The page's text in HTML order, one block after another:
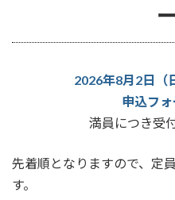
2026年8月2日（
申込フォ
満員につき受
先着順となりますので、定
す。